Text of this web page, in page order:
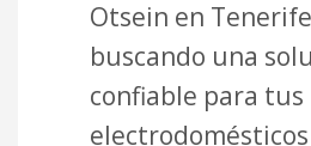
Otsein en
buscando una
confiable para tus